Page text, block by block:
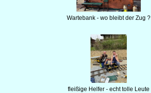
Wartebank - wo bleibt der Zug ?
fleißige Helfer - echt tolle Leute